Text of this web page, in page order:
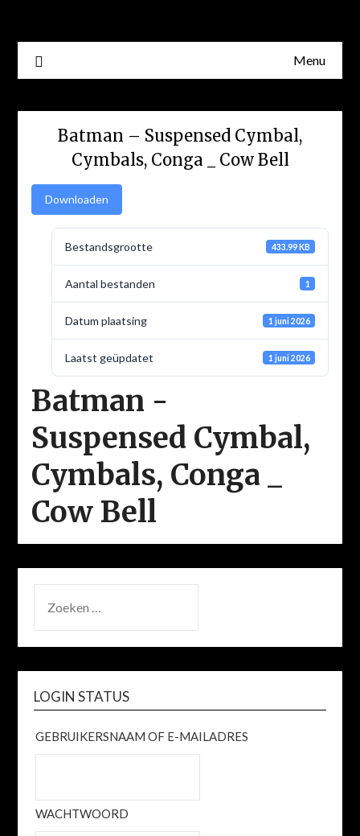
Menu
Batman – Suspensed Cymbal,
Cymbals, Conga _ Cow Bell
Downloaden
Bestandsgrootte 433.99 KB
Aantal bestanden 1
Datum plaatsing 1 juni 2026
Laatst geüpdatet 1 juni 2026
Batman -
Suspensed Cymbal,
Cymbals, Conga _
Cow Bell
NAAR:
LOGIN STATUS
GEBRUIKERSNAAM OF E-MAILADRES
WACHTWOORD